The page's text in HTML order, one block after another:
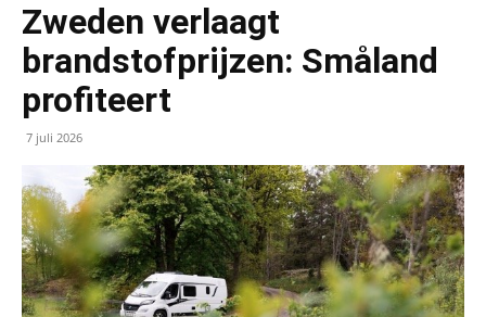
Zweden verlaagt
brandstofprijzen: Småland
profiteert
7 juli 2026